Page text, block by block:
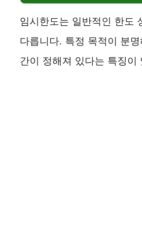
임시한도는 일반적인 한도
다릅니다. 특정 목적이 분
간이 정해져 있다는 특징이